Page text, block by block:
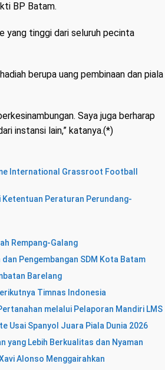
BP Batam.
yang tinggi dari seluruh pecinta
berupa uang pembinaan dan piala
Saya juga berharap
instansi lain,” katanya.(*)
International Grassroot Football
Ketentuan Peraturan Perundang-
Rempang-Galang
Pengembangan SDM Kota Batam
Barelang
Timnas Indonesia
melalui Pelaporan Mandiri LMS
Usai Spanyol Juara Piala Dunia 2026
yang Lebih Berkualitas dan Nyaman
Alonso Menggairahkan